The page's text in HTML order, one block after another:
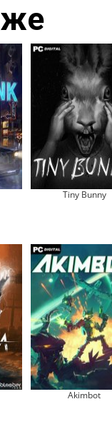
Tiny Bunny
Akimbot